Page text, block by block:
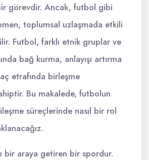
görevdir. Ancak, futbol gibi
toplumsal uzlaşmada etkili
Futbol, farklı etnik gruplar ve
bağ kurma, anlayışı artırma
etrafında birleşme
Bu makalede, futbolun
süreçlerinde nasıl bir rol
bir araya getiren bir spordur.